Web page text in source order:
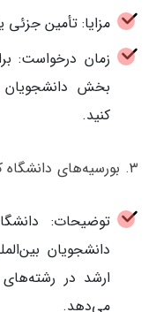
مزایا: تأمین جزئی
زمان درخواست:
بخش دانشجویان
کنید.
۳. بورسیه‌های دانشگاه کوچ
توضیحات:
دانشجویان
ارشد در رشته‌های
می‌دهد.